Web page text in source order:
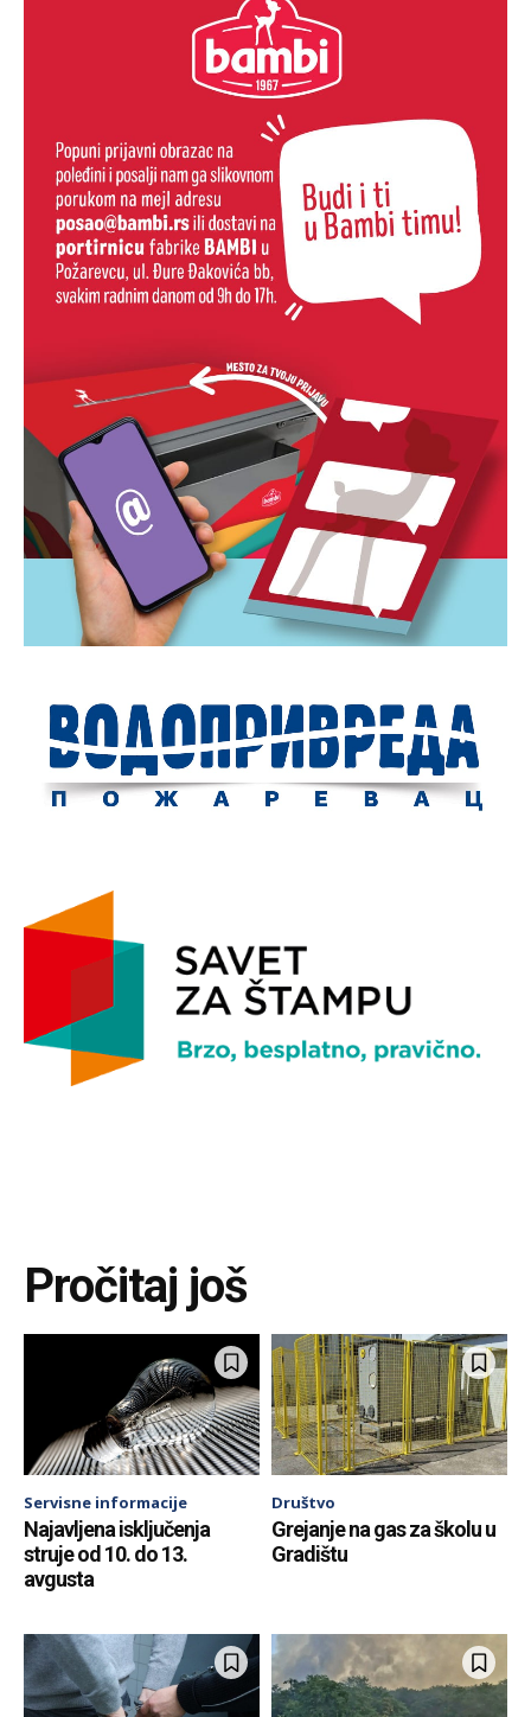
Pročitaj još
Servisne informacije
Najavljena isključenja
struje od 10. do 13.
avgusta
Društvo
Grejanje na gas za školu u
Gradištu